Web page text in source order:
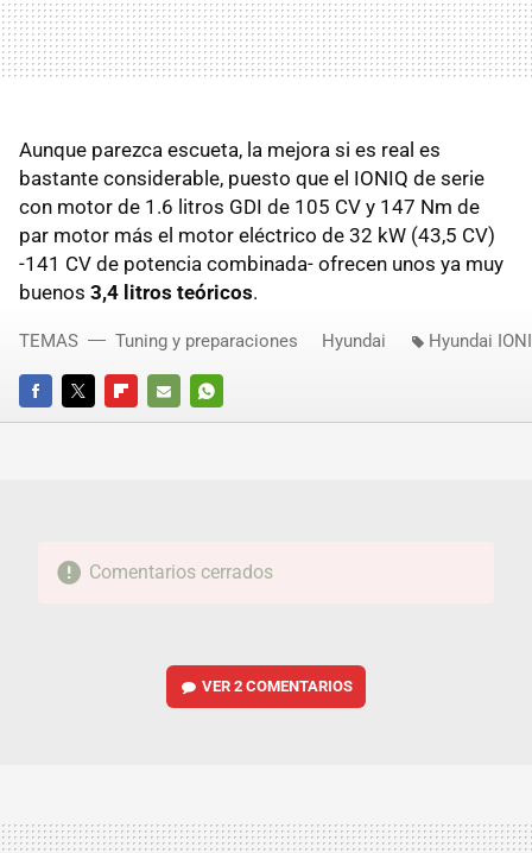
Aunque parezca escueta, la mejora si es real es
bastante considerable, puesto que el IONIQ de serie
con motor de 1.6 litros GDI de 105 CV y 147 Nm de
par motor más el motor eléctrico de 32 kW (43,5 CV)
-141 CV de potencia combinada- ofrecen unos ya muy
buenos 3,4 litros teóricos.
FACEBOOKTWITTERFLIPBOARD
E-
WHATSAPP
TEMAS Tuning y preparaciones Hyundai Hyundai
Comentarios cerrados
VER2 COMENTARIOS